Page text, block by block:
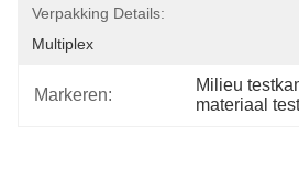
Verpakking Details:
Multiplex
Markeren:
Milieu
materiaal